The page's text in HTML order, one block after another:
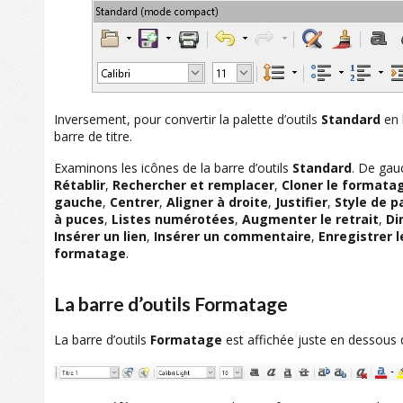
Inversement, pour convertir la palette d’outils Standard en
barre de titre.
Examinons les icônes de la barre d’outils Standard. De
Rétablir, Rechercher et remplacer, Cloner le
gauche, Centrer, Aligner à droite, Justifier, Style de
à puces, Listes numérotées, Augmenter le retrait,
Insérer un lien, Insérer un commentaire, Enregistrer
formatage.
La barre d’outils Formatage
La barre d’outils Formatage est affichée juste en dessous